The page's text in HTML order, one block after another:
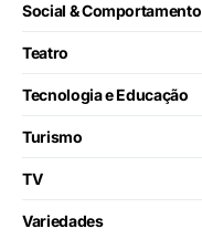
Social & Comportamento
Teatro
Tecnologia e Educação
Turismo
TV
Variedades